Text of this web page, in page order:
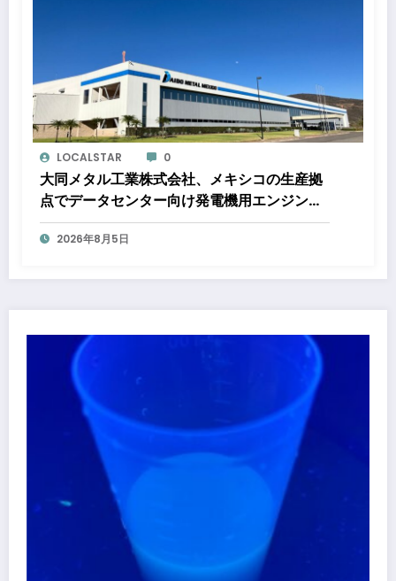
LOCALSTAR 0
大同メタル工業株式会社、メキシコの生産拠
点でデータセンター向け発電機用エンジン軸
受の生産能力増強投資を決定 ～北米顧客と
の生産コミットメント契約締結に基づく40億
2026年8月5日